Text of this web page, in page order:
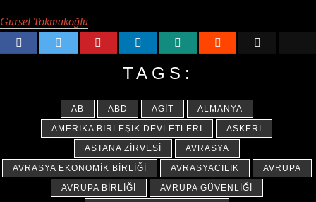
Gürsel Tokmakoğlu
TAGS:
AB ABD AGİT
ALMANYA
AMERIKA BIRLEŞIK DEVLETLERI
ASKERI
ASTANA ZIRVESI
AVRASYA
AVRASYA EKONOMIK BIRLIĞI
AVRASYACILIK
AVRUPA
AVRUPA BIRLIĞI
AVRUPA GÜVENLIĞI